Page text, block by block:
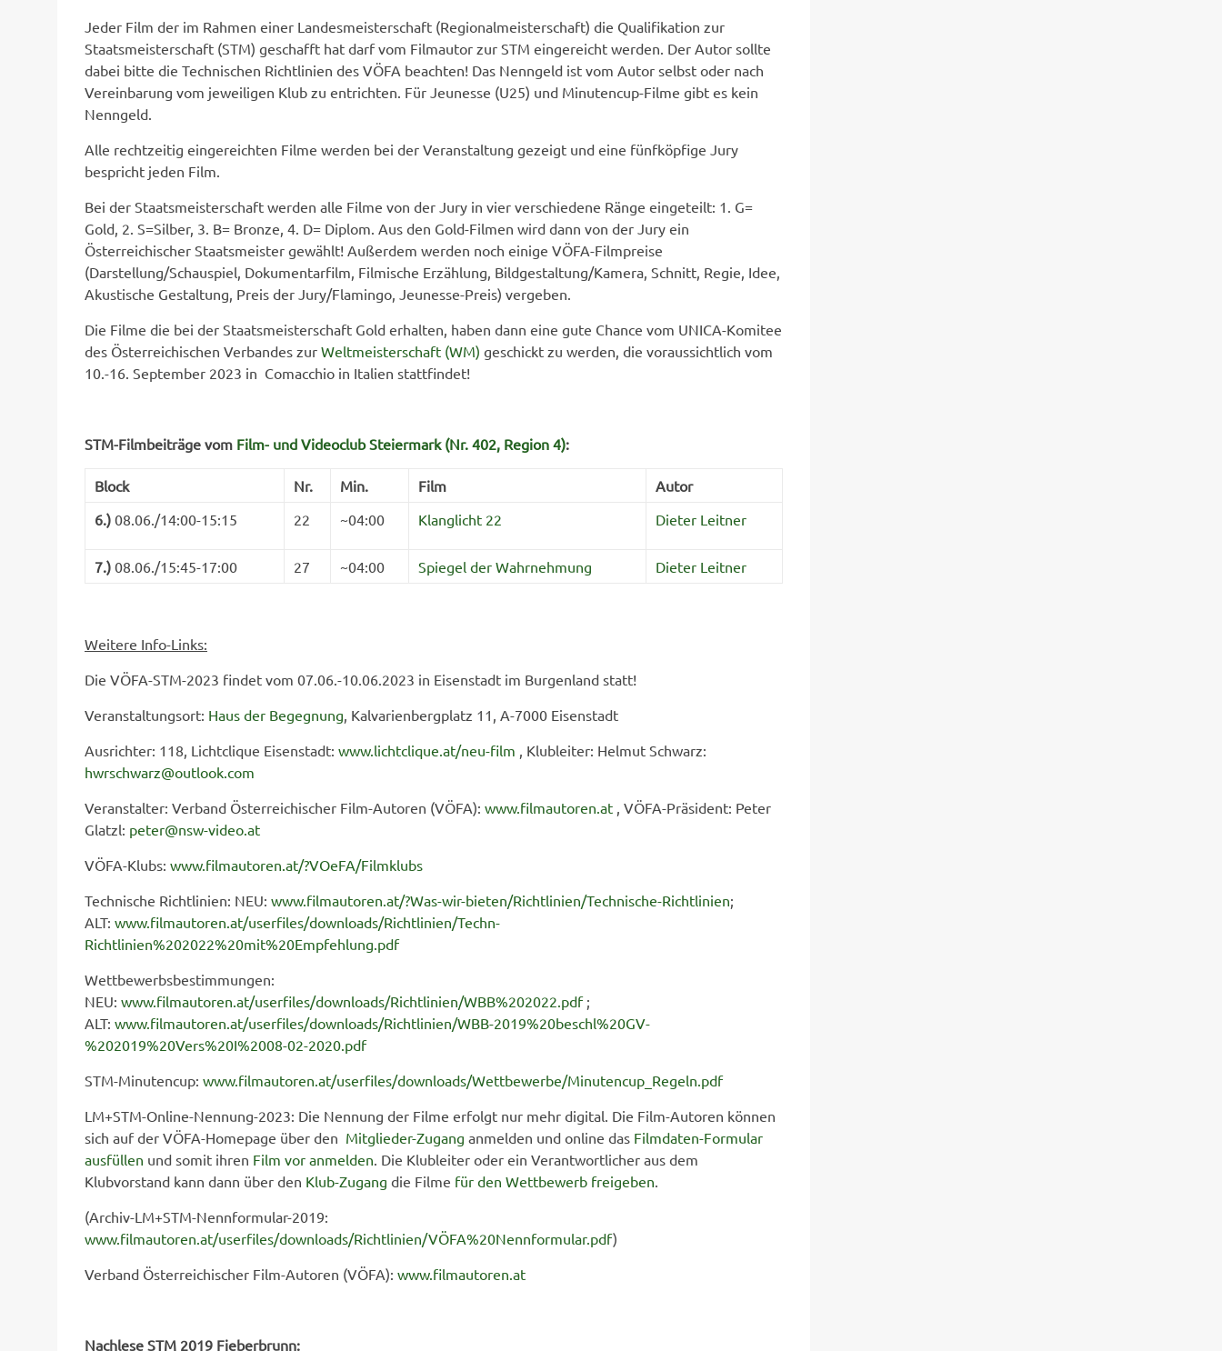
Jeder Film der im Rahmen einer Landesmeisterschaft (Regionalmeisterschaft) die Qualifikation zur
Staatsmeisterschaft (STM) geschafft hat darf vom Filmautor zur STM eingereicht werden. Der Autor sollte
dabei bitte die Technischen Richtlinien des VÖFA beachten! Das Nenngeld ist vom Autor selbst oder nach
Vereinbarung vom jeweiligen Klub zu entrichten. Für Jeunesse (U25) und Minutencup-Filme gibt es kein
Nenngeld.
Alle rechtzeitig eingereichten Filme werden bei der Veranstaltung gezeigt und eine fünfköpfige Jury
bespricht jeden Film.
Bei der Staatsmeisterschaft werden alle Filme von der Jury in vier verschiedene Ränge eingeteilt: 1. G=
Gold, 2. S=Silber, 3. B= Bronze, 4. D= Diplom. Aus den Gold-Filmen wird dann von der Jury ein
Österreichischer Staatsmeister gewählt! Außerdem werden noch einige VÖFA-Filmpreise
(Darstellung/Schauspiel, Dokumentarfilm, Filmische Erzählung, Bildgestaltung/Kamera, Schnitt, Regie, Idee,
Akustische Gestaltung, Preis der Jury/Flamingo, Jeunesse-Preis) vergeben.
Die Filme die bei der Staatsmeisterschaft Gold erhalten, haben dann eine gute Chance vom UNICA-Komitee
des Österreichischen Verbandes zur Weltmeisterschaft (WM) geschickt zu werden, die voraussichtlich vom
10.-16. September 2023 in Comacchio in Italien stattfindet!
STM-Filmbeiträge vom Film- und Videoclub Steiermark (Nr. 402, Region 4):
Block Nr. Min. Film
Autor
6.) 08.06./14:00-15:15 22 ~04:00 Klanglicht 22 Dieter Leitner
7.) 08.06./15:45-17:00 27 ~04:00 Spiegel der Wahrnehmung Dieter Leitner
Weitere Info-Links:
Die VÖFA-STM-2023 findet vom 07.06.-10.06.2023 in Eisenstadt im Burgenland statt!
Veranstaltungsort: Haus der Begegnung, Kalvarienbergplatz 11, A-7000 Eisenstadt
Ausrichter: 118, Lichtclique Eisenstadt: www.lichtclique.at/neu-film , Klubleiter: Helmut Schwarz:
hwrschwarz@outlook.com
Veranstalter: Verband Österreichischer Film-Autoren (VÖFA): www.filmautoren.at , VÖFA-Präsident: Peter
Glatzl: peter@nsw-video.at
VÖFA-Klubs: www.filmautoren.at/?VOeFA/Filmklubs
Technische Richtlinien: NEU: www.filmautoren.at/?Was-wir-bieten/Richtlinien/Technische-Richtlinien;
ALT: www.filmautoren.at/userfiles/downloads/Richtlinien/Techn-
Richtlinien%202022%20mit%20Empfehlung.pdf
Wettbewerbsbestimmungen:
NEU: www.filmautoren.at/userfiles/downloads/Richtlinien/WBB%202022.pdf;
ALT: www.filmautoren.at/userfiles/downloads/Richtlinien/WBB-2019%20beschl%20GV-
%202019%20Vers%20I%2008-02-2020.pdf
STM-Minutencup: www.filmautoren.at/userfiles/downloads/Wettbewerbe/Minutencup_Regeln.pdf
LM+STM-Online-Nennung-2023: Die Nennung der Filme erfolgt nur mehr digital. Die Film-Autoren können
sich auf der VÖFA-Homepage über den Mitglieder-Zugang anmelden und online das Filmdaten-Formular
ausfüllen und somit ihren Film vor anmelden. Die Klubleiter oder ein Verantwortlicher aus dem
Klubvorstand kann dann über den Klub-Zugang die Filme für den Wettbewerb freigeben.
(Archiv-LM+STM-Nennformular-2019:
www.filmautoren.at/userfiles/downloads/Richtlinien/VÖFA%20Nennformular.pdf)
Verband Österreichischer Film-Autoren (VÖFA): www.filmautoren.at
Nachlese STM 2019 Fieberbrunn: